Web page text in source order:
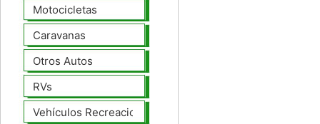
Motocicletas
Caravanas
Otros Autos
RVs
Vehículos Recreacionales